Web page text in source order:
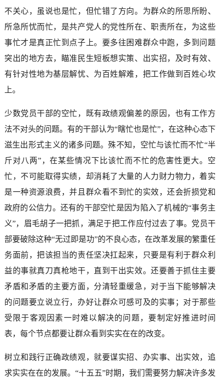
不关心，虽说也是忙，但忙错了方向。为群众的所思所盼、
所急所忧而忙，是共产党人的党性所在、职责所在，为这些
事忙才是真正忙到点子上。要多往困难群众中跑，多到问题
突出的地方去，瞄准民生短板想实策、出实招，及时有效、
有针对性地为基层解忧、为百姓解难，把工作做到百姓心坎
上。
少数党员干部的空忙，既有政绩观偏差的原因，也有工作方
法不对头的问题。有的干部认为“瞎忙也是忙”，在这种心态下
滋生出形式主义的诸多问题。殊不知，空忙与该忙而不忙“半
斤对八两”，在某些情况下比该忙而不忙的危害性更大。空
忙，不可能取得实绩，却消耗了大量的人力财力物力，着实
是一种资源浪费，并且群众看不到忙的实效，还会折损党和
政府的公信力。还有的干部空忙是因为陷入了机械的“事务主
义”，眉毛胡子一把抓，满足于把工作应付过去了事。党员干
部要破除这种“无过即是功”的不良心态，在改革发展的繁重任
务面前，把该担当的责任坚决扛起来，只要是有利于群众利
益的事就真刀真枪地干，直到干出实效。还要善于抓住主要
矛盾和矛盾的主要方面，分清轻重缓急，对于当下能够解决
的问题要立说立行，办好让群众可感可及的实事；对于那些
受限于客观因素一时难以解决的问题，要制定好推进时间
表，每个节点都要让群众看到实实在在的改变。
树立和践行正确政绩观，就要谋实招、办实事、出实效，追
求实实在在的发展。“十五五”时期，我们需要努力解决许多发